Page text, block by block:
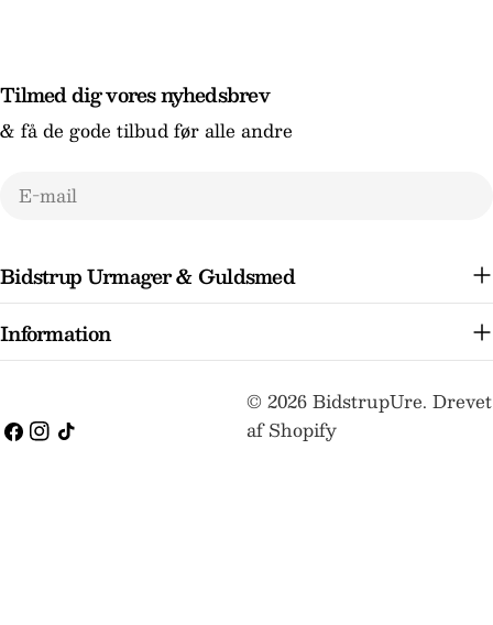
Bidstrup Urmager & Guldsmed
Information
Tilmed dig vores nyhedsbrev
& få de gode tilbud før alle andre
E-
Facebook
Instagram
TikTok
© 2026BidstrupUre. Drevet
af Shopify
Betalingsmetoder